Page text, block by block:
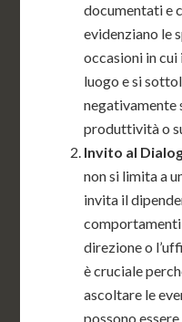
documentati e
evidenziano le
occasioni in
luogo e si
negativamente
produttività o
Invito al
non si limita a
invita il
direzione o
è cruciale
ascoltare le
possono